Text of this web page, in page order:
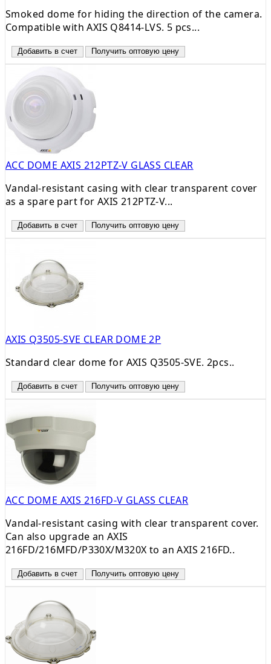
Smoked dome for hiding the direction of the camera.
Compatible with AXIS Q8414-LVS. 5 pcs...
Добавить в счет Получить оптовую цену
ACC DOME AXIS 212PTZ-V GLASS CLEAR
Vandal-resistant casing with clear transparent cover
as a spare part for AXIS 212PTZ-V...
Добавить в счет Получить оптовую цену
AXIS Q3505-SVE CLEAR DOME 2P
Standard clear dome for AXIS Q3505-SVE. 2pcs..
Добавить в счет Получить оптовую цену
ACC DOME AXIS 216FD-V GLASS CLEAR
Vandal-resistant casing with clear transparent cover.
Can also upgrade an AXIS
216FD/216MFD/P330X/M320X to an AXIS 216FD..
Добавить в счет Получить оптовую цену